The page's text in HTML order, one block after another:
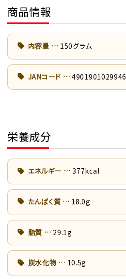
商品情報
内容量 150グラム
JANコード 4901901029946
栄養成分
エネルギー 377kcal
たんぱく質 18.0g
脂質 29.1g
炭水化物 10.5g